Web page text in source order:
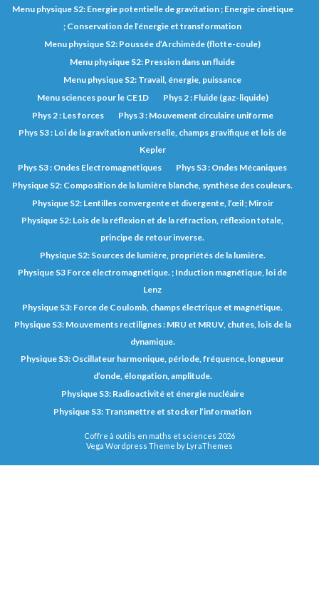
Menu physique S2: Energie potentielle de gravitation ; Energie cinétique
; Conservation de l’énergie et transformation
Menu physique S2: Poussée d’Archimède (flotte-coule)
Menu physique S2: Pression dans un fluide
Menu physique S2: Travail, énergie, puissance
Menu sciences pour le CE1D
Phys 2 : Fluide (gaz-liquide)
Phys 2 : Les forces
Phys 3 : Mouvement circulaire uniforme
Phys S3 : Loi de la gravitation universelle, champs gravifique et lois de
Kepler
Phys S3 : Ondes Electromagnétiques
Phys S3 : Ondes Mécaniques
Physique S2: Composition de la lumière blanche, synthèse des couleurs.
Physique S2: Lentilles convergente et divergente, l’œil ; Miroir
Physique S2: Lois de la réflexion et de la réfraction, réflexion totale,
principe de retour inverse.
Physique S2: Sources de lumière, propriétés de la lumière.
Physique S3 Force électromagnétique. ; Induction magnétique, loi de
Lenz
Physique S3: Force de Coulomb, champs électrique et magnétique.
Physique S3: Mouvements rectilignes : MRU et MRUV, chutes, lois de la
dynamique.
Physique S3: Oscillateur harmonique, période, fréquence, longueur
d’onde, élongation, amplitude.
Physique S3: Radioactivité et énergie nucléaire
Physique S3: Transmettre et stocker l’information
Coffre à outils en maths et sciences 2026
Vega Wordpress Theme by LyraThemes